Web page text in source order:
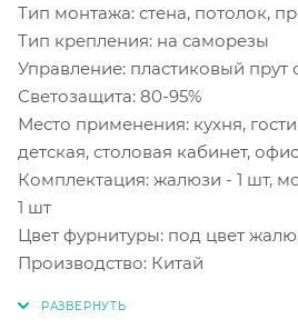
Тип монтажа: стена, потолок,
Тип крепления: на саморезы
Управление: пластиковый прут
Светозащита: 80-95%
Место применения: кухня,
детская, столовая кабинет, офис
Комплектация: жалюзи - 1 шт,
1 шт
Цвет фурнитуры: под цвет
Производство: Китай